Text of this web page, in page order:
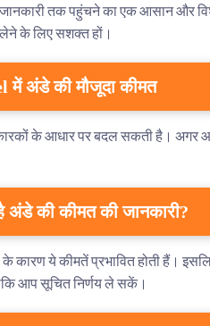
तक पहुंचने का एक आसान और
के लिए सशक्त हों।
में अंडे की मौजूदा कीमत
के आधार पर बदल सकती है। अगर
अंडे की कीमत की जानकारी?
ये कीमतें प्रभावित होती हैं।
आप सूचित निर्णय ले सकें।